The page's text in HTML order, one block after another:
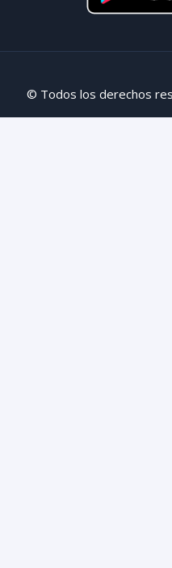
© Todos los derechos